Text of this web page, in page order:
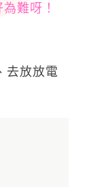
難呀！
放放電